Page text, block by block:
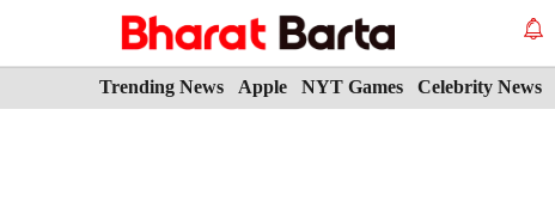
Trending News Apple NYT Games Celebrity News